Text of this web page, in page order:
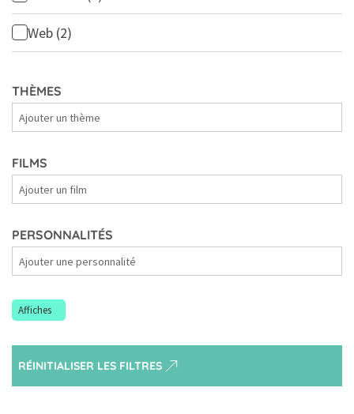
Web (2)
THÈMES
FILMS
PERSONNALITÉS
Affiches
RÉINITIALISER LES FILTRES